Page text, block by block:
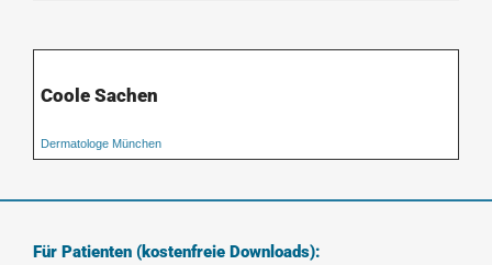
Coole Sachen
Dermatologe München
Für Patienten (kostenfreie Downloads):